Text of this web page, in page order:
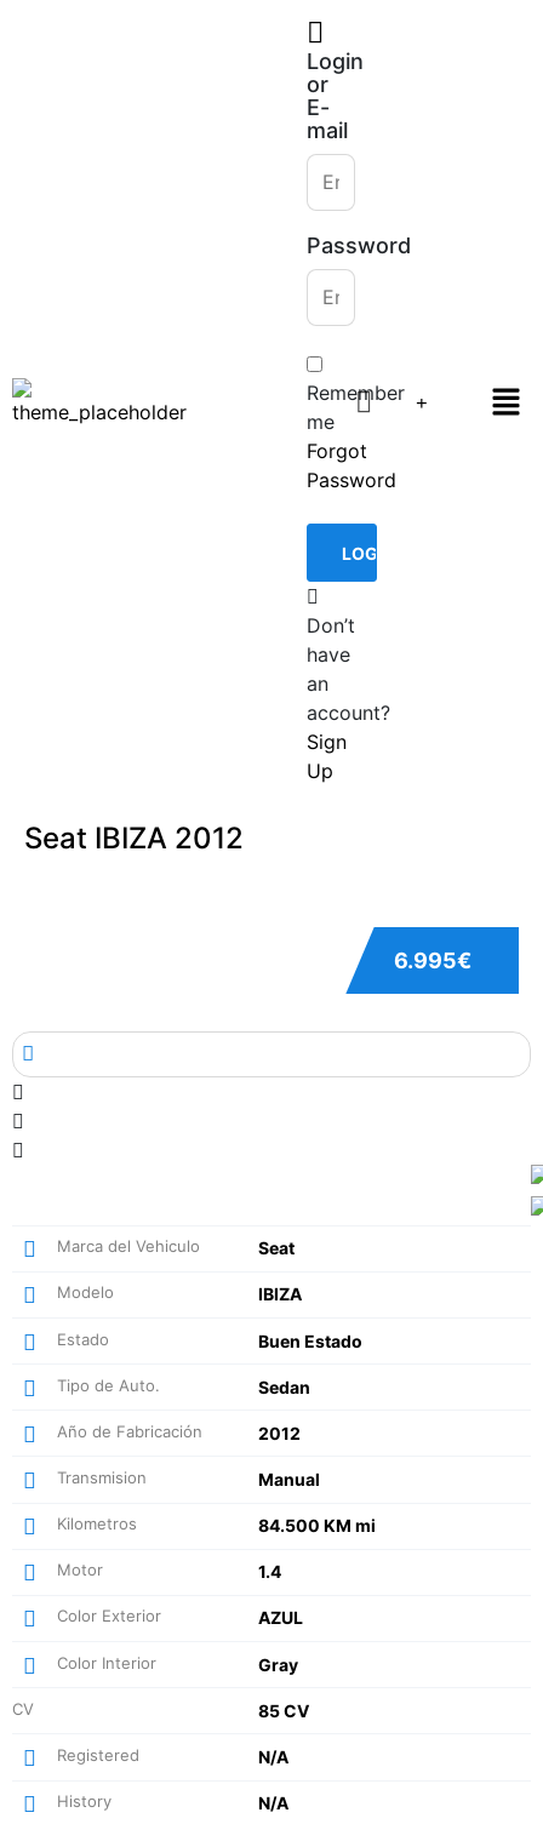
Login
or
E-
mail
Password
Remember
me
Forgot
Password
Don’t
have
an
account?
Sign
Up
Seat IBIZA 2012
6.995€
Marca del Vehiculo Seat
Modelo IBIZA
Estado Buen Estado
Tipo de Auto. Sedan
Año de Fabricación 2012
Transmision Manual
Kilometros 84.500 KM mi
Motor 1.4
Color Exterior AZUL
Color Interior Gray
CV 85 CV
Registered N/A
History N/A